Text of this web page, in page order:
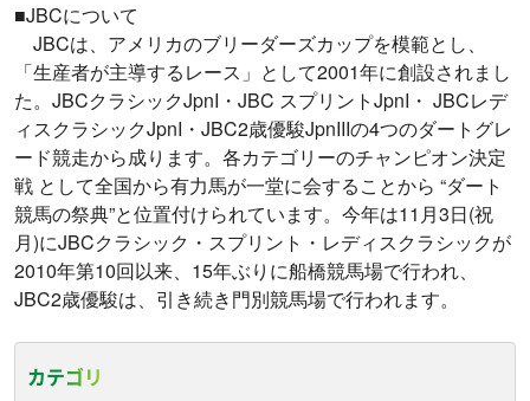
■JBCについて
JBCは、アメリカのブリーダーズカップを模範とし、
「生産者が主導するレース」として2001年に創設されまし
た。JBCクラシックJpnI・JBC スプリントJpnI・ JBCレデ
ィスクラシックJpnI・JBC2歳優駿JpnIIIの4つのダートグレ
ード競走から成ります。各カテゴリーのチャンピオン決定
戦 として全国から有力馬が一堂に会することから “ダート
競馬の祭典”と位置付けられています。今年は11月3日(祝
月)にJBCクラシック・スプリント・レディスクラシックが
2010年第10回以来、15年ぶりに船橋競馬場で行われ、
JBC2歳優駿は、引き続き門別競馬場で行われます。
カテゴリ